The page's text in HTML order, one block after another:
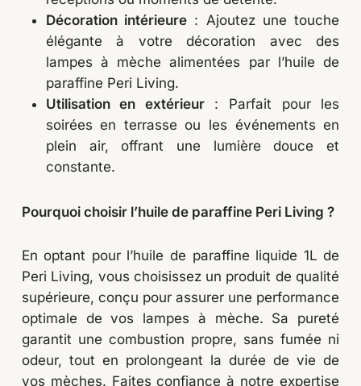
Votre panier est vide.
GO TO SHOP
Décoration intérieure : Ajoutez une touche
élégante à votre décoration avec des
lampes à mèche alimentées par l’huile de
paraffine Peri Living.
Utilisation en extérieur: Parfait pour les
soirées en terrasse ou les événements en
plein air, offrant une lumière douce et
constante.
Pourquoi choisir l’huile de paraffine Peri Living ?
En optant pour l’huile de paraffine liquide 1L de
Peri Living, vous choisissez un produit de qualité
supérieure, conçu pour assurer une performance
optimale de vos lampes à mèche. Sa pureté
garantit une combustion propre, sans fumée ni
odeur, tout en prolongeant la durée de vie de
vos mèches. Faites confiance à notre expertise